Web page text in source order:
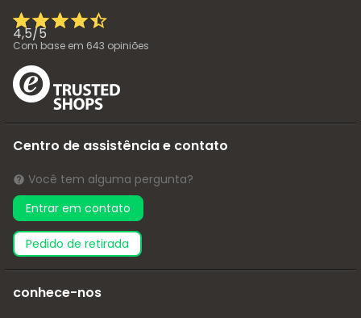
4,5/5
Com base em 643 opiniões
Centro de assistência e contato
Você tem alguma pergunta?
Entrar em contato
pedido de retirada
conhece-nos